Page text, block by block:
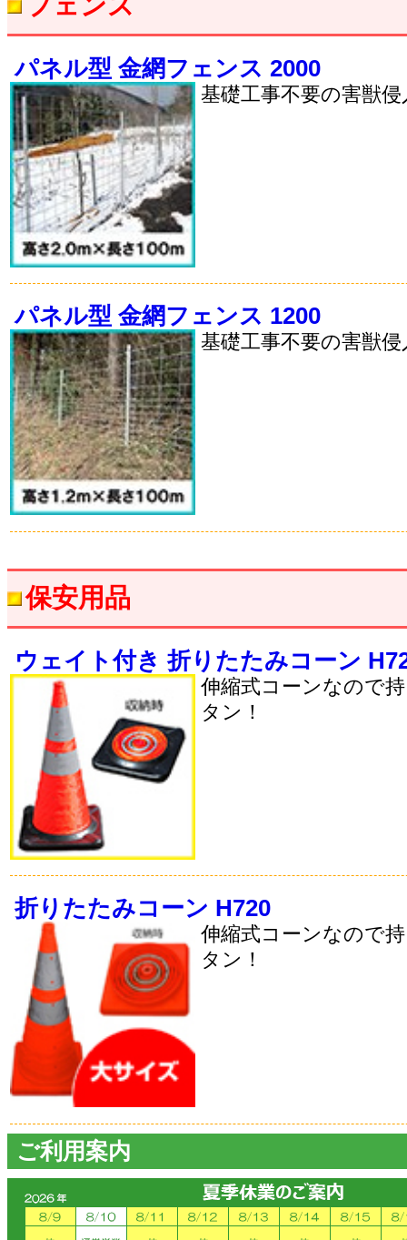
パネル型 金網フェンス 2000
基礎工事不要の害獣
パネル型 金網フェンス 1200
基礎工事不要の害獣
保安用品
ウェイト付き 折りたたみコーン
伸縮式コーンなので
タン！
折りたたみコーン H720
伸縮式コーンなので
タン！
ご利用案内